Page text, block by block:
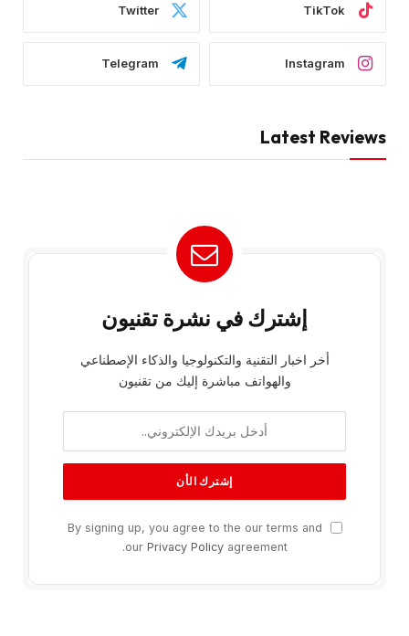
TikTok
Twitter
Instagram
Telegram
Latest Reviews
إشترك في نشرة تقنيون
أخر اخبار التقنية والتكنولوجيا والذكاء الإصطناعي
والهواتف مباشرة إليك من تقنيون
By signing up, you agree to the our terms and
our Privacy Policyagreement.